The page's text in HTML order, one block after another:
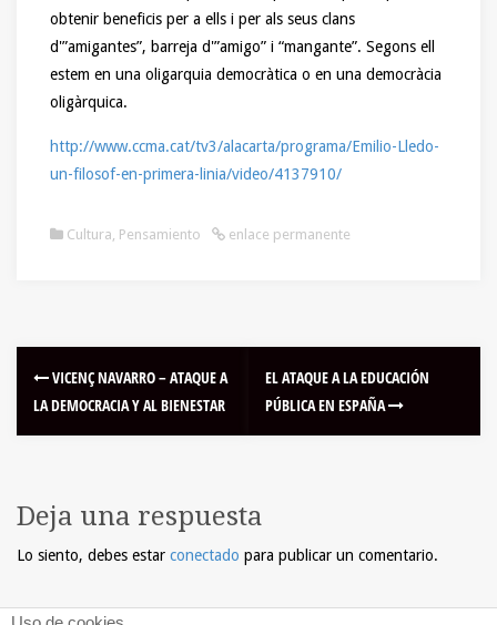
obtenir beneficis per a ells i per als seus clans
d'”amigantes”, barreja d'”amigo” i “mangante”. Segons ell
estem en una oligarquia democràtica o en una democràcia
oligàrquica.
http://www.ccma.cat/tv3/alacarta/programa/Emilio-Lledo-
un-filosof-en-primera-linia/video/4137910/
Cultura Pensamiento enlace permanente
VICENÇ NAVARRO – ATAQUE A
LA DEMOCRACIA Y AL BIENESTAR
EL ATAQUE A LA EDUCACIÓN
PÚBLICA EN ESPAÑA
Deja una respuesta
Lo siento, debes estar conectado para publicar un comentario.